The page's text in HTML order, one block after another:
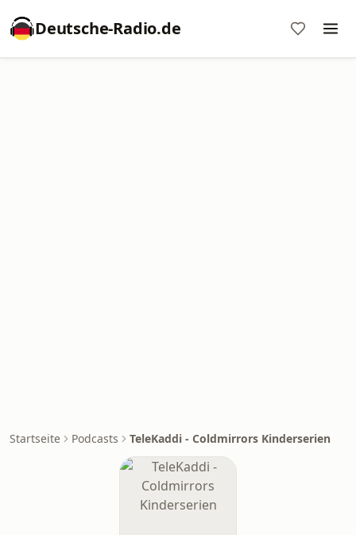
Deutsche-Radio.de
Startseite Podcasts TeleKaddi - Coldmirrors Kinderserien